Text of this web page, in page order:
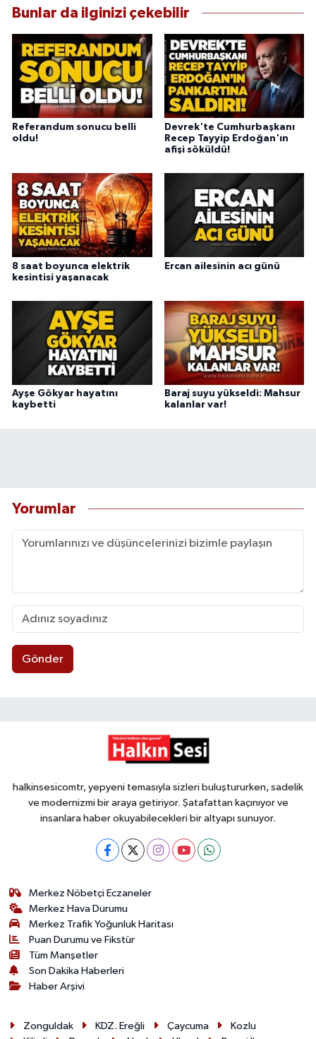
Bunlar da ilginizi çekebilir
Referandum sonucu belli
oldu!
Devrek'te Cumhurbaşkanı
Recep Tayyip Erdoğan'ın
afişi söküldü!
8 saat boyunca elektrik
kesintisi yaşanacak
Ercan ailesinin acı günü
Ayşe Gökyar hayatını
kaybetti
Baraj suyu yükseldi: Mahsur
kalanlar var!
Yorumlar
Gönder
halkinsesicomtr, yepyeni temasıyla sizleri buluştururken, sadelik
ve modernizmi bir araya getiriyor. Şatafattan kaçınıyor ve
insanlara haber okuyabilecekleri bir altyapı sunuyor.
Merkez Nöbetçi Eczaneler
Merkez Hava Durumu
Merkez Trafik Yoğunluk Haritası
Puan Durumu ve Fikstür
Tüm Manşetler
Son Dakika Haberleri
Haber Arşivi
Zonguldak KDZ. Ereğli Çaycuma
Kozlu